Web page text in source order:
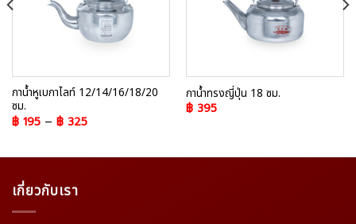
กาน้ำหูเบกาไลท์ 12/14/16/18/20
ซม.
฿195– ฿325
กาน้ำทรงญี่ปุ่น 18 ซม.
฿395
เกี่ยวกับเรา